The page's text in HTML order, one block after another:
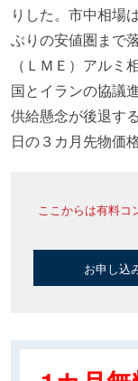
りした。市中相場
ぶりの安値圏まで
（ＬＭＥ）アル
国とイランの協議
供給懸念が後退す
日の３カ月先物価
ここからは有料コ
お申し込